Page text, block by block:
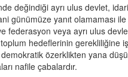
değindiği ayrı ulus devlet,
günümüze yanıt olamaması
federasyon veya ayrı ulus
hedeflerinin gerekliliğine
özerklikten yana
nafile çabalardır.